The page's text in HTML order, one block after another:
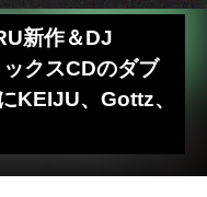
新作＆DJ
クスCDのダブ
KEIJU、Gottz、